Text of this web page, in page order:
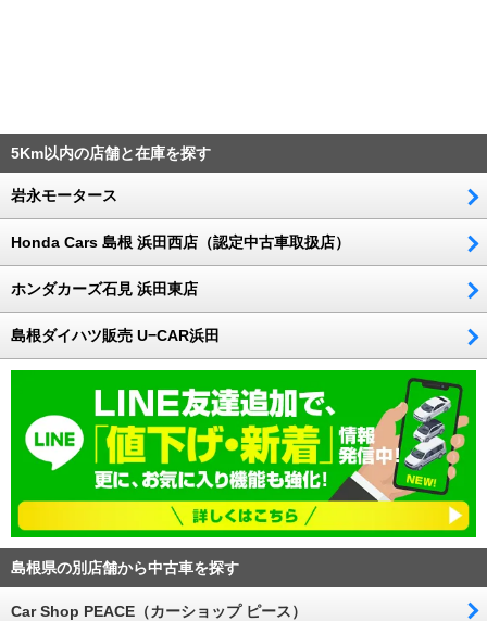
5Km以内の店舗と在庫を探す
岩永モータース
Honda Cars 島根 浜田西店（認定中古車取扱店）
ホンダカーズ石見 浜田東店
島根ダイハツ販売 U−CAR浜田
島根県の別店舗から中古車を探す
Car Shop PEACE（カーショップ ピース）